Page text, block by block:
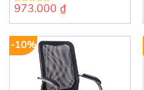
0
of
973.000 ₫
-10%